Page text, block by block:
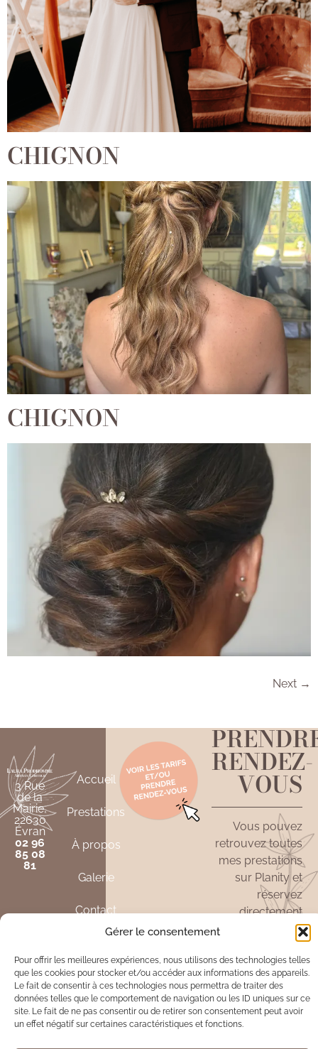
Gérer le consentement
Pour offrir les meilleures expériences, nous utilisons des technologies telles
que les cookies pour stocker et/ou accéder aux informations des appareils.
Le fait de consentir à ces technologies nous permettra de traiter des
données telles que le comportement de navigation ou les ID uniques sur ce
site. Le fait de ne pas consentir ou de retirer son consentement peut avoir
un effet négatif sur certaines caractéristiques et fonctions.
CHIGNON
CHIGNON
Next →
3 Rue
de la
Mairie,
22630
Évran
02 96
85 08
81
Accueil
Prestations
À propos
Galerie
Contact
SUIVRE LE
INSTAGRAM
VOIR
LES
TARIFS
RENDEZ-
VOUS
Vous pouvez
retrouvez toutes
mes prestations
sur Planity et
réservez
directement
votre rendez-
vous en ligne.